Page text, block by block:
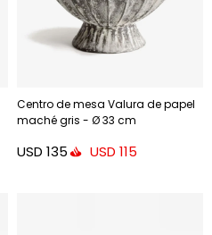
Centro de mesa Valura de papel
maché gris - Ø 33 cm
USD 135 USD 115